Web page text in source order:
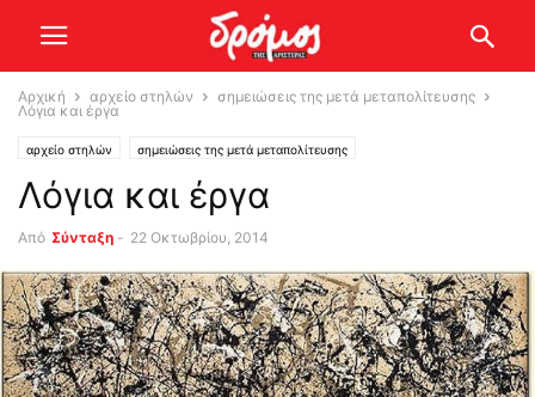
Αρχική αρχείο στηλών
σημειώσεις της μετά μεταπολίτευσης
Λόγια και έργα
αρχείο στηλών σημειώσεις της μετά μεταπολίτευσης
Λόγια και έργα
Από Σύνταξη - 22 Οκτωβρίου, 2014